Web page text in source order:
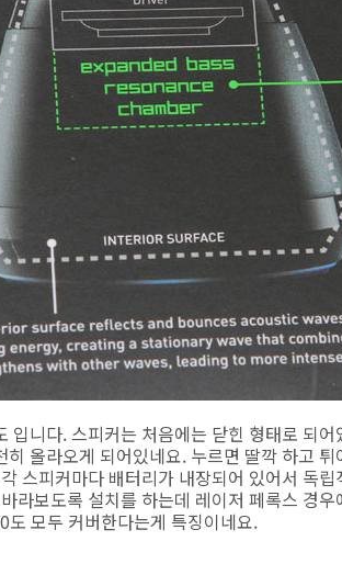
입니다. 스피커는 처음에는 닫힌 형태로 되
올라오게 되어있네요. 누르면 딸깍 하고
스피커마다 배터리가 내장되어 있어서 독
라보도록 설치를 하는데 레이저 페록스 경
모두 커버한다는게 특징이네요.